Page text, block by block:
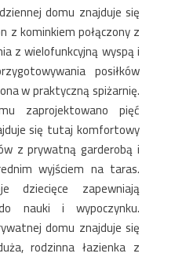
domu znajduje się
z kominkiem połączony z
z wielofunkcyjną wyspą i
posiłków
w praktyczną spiżarnię.
zaprojektowano pięć
się tutaj komfortowy
z prywatną garderobą i
wyjściem na taras.
dziecięce zapewniają
nauki i wypoczynku.
domu znajduje się
rodzinna łazienka z